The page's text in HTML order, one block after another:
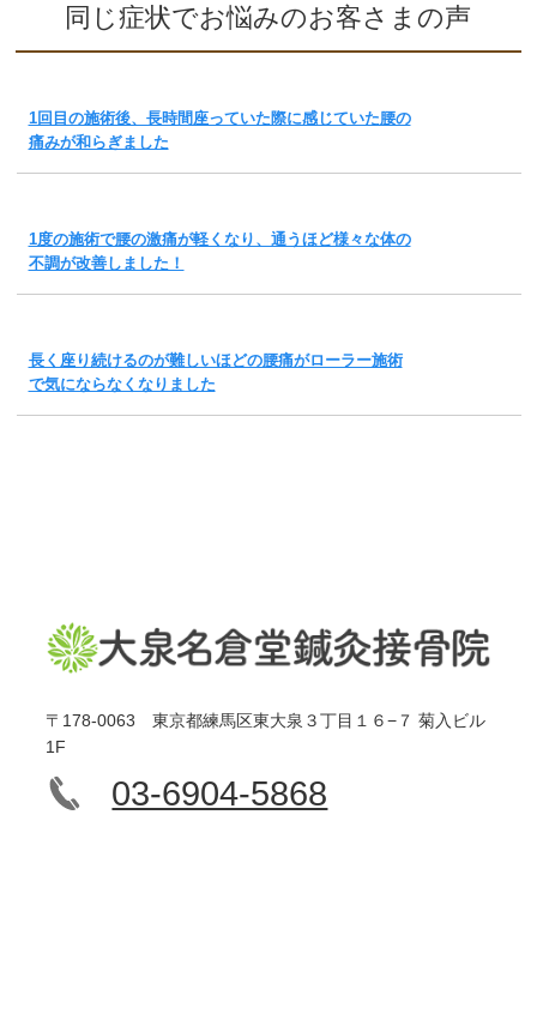
同じ症状でお悩みのお客さまの声
1回目の施術後、長時間座っていた際に感じていた腰の
痛みが和らぎました
1度の施術で腰の激痛が軽くなり、通うほど様々な体の
不調が改善しました！
長く座り続けるのが難しいほどの腰痛がローラー施術
で気にならなくなりました
〒178-0063 東京都練馬区東大泉３丁目１６−７ 菊入ビル
1F
03-6904-5868